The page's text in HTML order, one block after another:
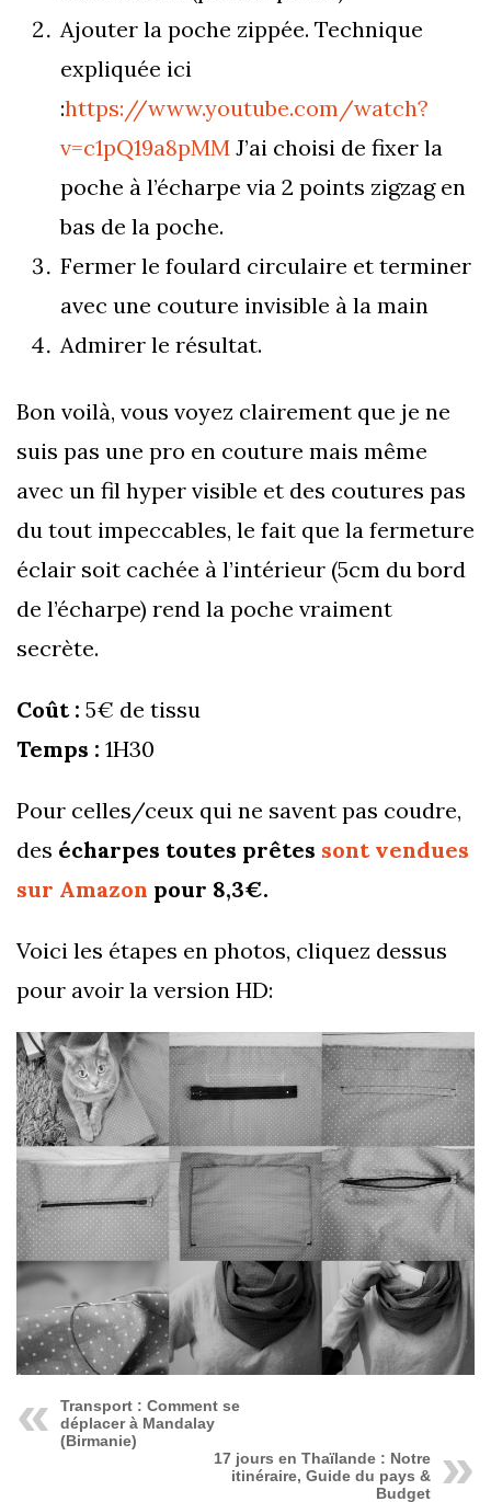
Ajouter la poche zippée. Technique
expliquée ici
:https://www.youtube.com/watch?
v=c1pQ19a8pMM J’ai choisi de fixer la
poche à l’écharpe via 2 points zigzag en
bas de la poche.
Fermer le foulard circulaire et terminer
avec une couture invisible à la main
Admirer le résultat.
Bon voilà, vous voyez clairement que je ne
suis pas une pro en couture mais même
avec un fil hyper visible et des coutures pas
du tout impeccables, le fait que la fermeture
éclair soit cachée à l’intérieur (5cm du bord
de l’écharpe) rend la poche vraiment
secrète.
Coût : 5€ de tissu
Temps : 1H30
Pour celles/ceux qui ne savent pas coudre,
des écharpes toutes prêtes sont vendues
sur Amazon pour 8,3€.
Voici les étapes en photos, cliquez dessus
pour avoir la version HD:
Transport : Comment se
déplacer à Mandalay
(Birmanie)
17 jours en Thaïlande : Notre
itinéraire, Guide du pays &
Budget